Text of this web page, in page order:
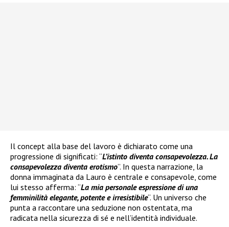
Il concept alla base del lavoro è dichiarato come una
progressione di significati: “L’istinto diventa consapevolezza. La
consapevolezza diventa erotismo”. In questa narrazione, la
donna immaginata da Lauro è centrale e consapevole, come
lui stesso afferma: “La mia personale espressione di una
femminilità elegante, potente e irresistibile“. Un universo che
punta a raccontare una seduzione non ostentata, ma
radicata nella sicurezza di sé e nell’identità individuale.